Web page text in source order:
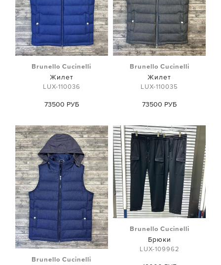
Brunello Cucinelli
Жилет
LUX-110036
73500 РУБ
Brunello Cucinelli
Жилет
LUX-110035
73500 РУБ
Brunello Cucinelli
Brunello Cucinelli
Брюки
LUX-109962